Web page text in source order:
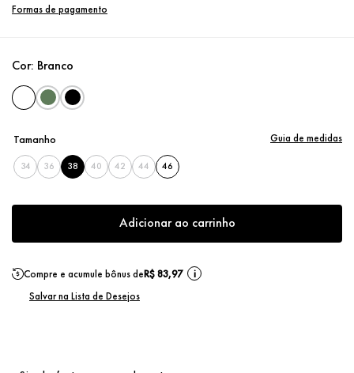
Formas de pagamento
Cor: Branco
Tamanho
34 36 38 40 42 44 46
Guia de medidas
Adicionar ao carrinho
Compre e acumule bônus deR$ 83,97 i